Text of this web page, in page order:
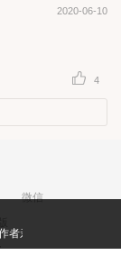
2020-06-10
4
微信
零距离！